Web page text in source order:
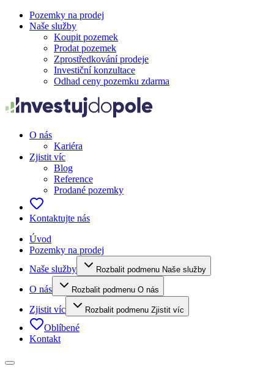
Pozemky na prodej
Naše služby
Koupit pozemek
Prodat pozemek
Zprostředkování prodeje
Investiční konzultace
Odhad ceny pozemku zdarma
O nás
Kariéra
Zjistit víc
Blog
Reference
Prodané pozemky
Kontaktujte nás
Úvod
Pozemky na prodej
Naše služby
Rozbalit podmenu Naše služby
O nás Rozbalit podmenu O nás
Zjistit víc Rozbalit podmenu Zjistit víc
Oblíbené
Kontakt